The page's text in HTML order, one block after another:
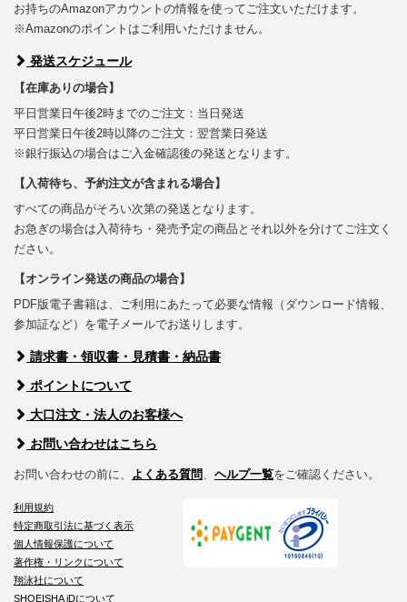
お持ちのAmazonアカウントの情報を使ってご注文いただけます。
※Amazonのポイントはご利用いただけません。
発送スケジュール
【在庫ありの場合】
平日営業日午後2時までのご注文：当日発送
平日営業日午後2時以降のご注文：翌営業日発送
※銀行振込の場合はご入金確認後の発送となります。
【入荷待ち、予約注文が含まれる場合】
すべての商品がそろい次第の発送となります。
お急ぎの場合は入荷待ち・発売予定の商品とそれ以外を分けてご注文く
ださい。
【オンライン発送の商品の場合】
PDF版電子書籍は、ご利用にあたって必要な情報（ダウンロード情報、
参加証など）を電子メールでお送りします。
請求書・領収書・見積書・納品書
ポイントについて
大口注文・法人のお客様へ
お問い合わせはこちら
お問い合わせの前に、 よくある質問 ヘルプ一覧をご確認ください。
利用規約
特定商取引法に基づく表示
個人情報保護について
著作権・リンクについて
翔泳社について
SHOEISHA iDについて